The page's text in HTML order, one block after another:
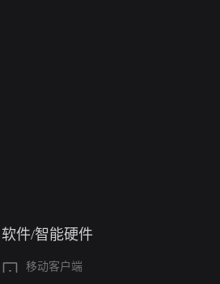
软件/智能硬件
移动客户端